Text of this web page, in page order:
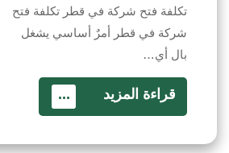
تكلفة فتح شركة في قطر تكلفة فتح
شركة في قطر أمرٌ أساسي يشغل
بال أي…
قراءة المزيد ...